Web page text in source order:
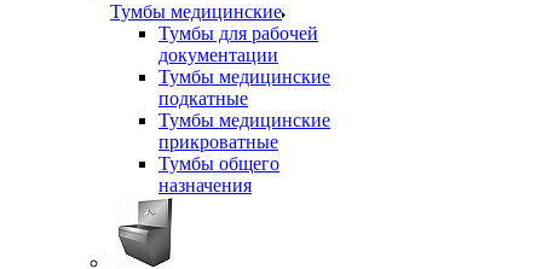
Тумбы медицинские
Тумбы для рабочей
документации
Тумбы медицинские
подкатные
Тумбы медицинские
прикроватные
Тумбы общего
назначения